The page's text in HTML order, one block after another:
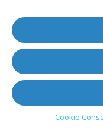
Jetzt bewerben!
Cookie